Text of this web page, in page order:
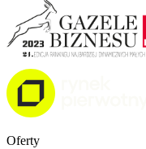
Oferty